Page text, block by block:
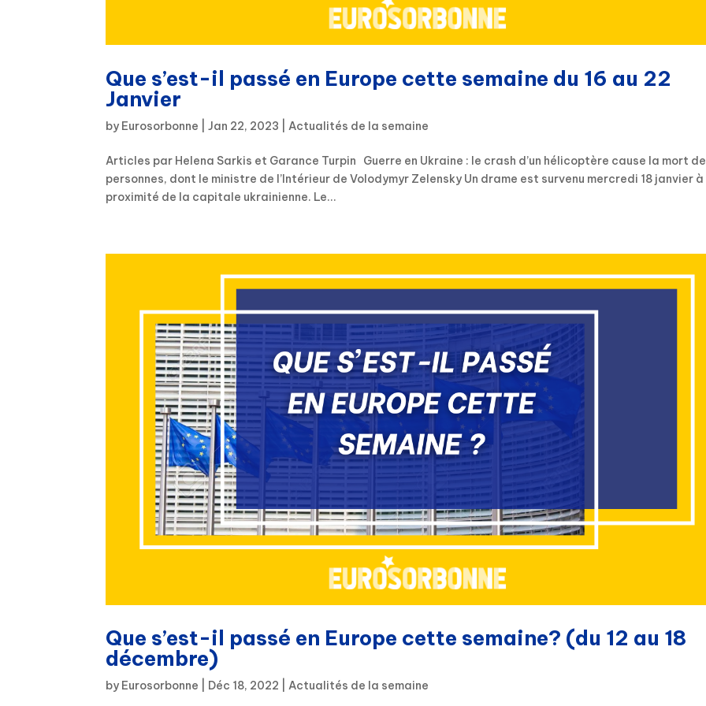
Que s’est-il passé en Europe cette semaine du 16 au 22
Janvier
by Eurosorbonne |Jan 22, 2023 |Actualités de la semaine
Articles par Helena Sarkis et Garance Turpin Guerre en Ukraine : le crash d’un hélicoptère cause la mort
personnes, dont le ministre de l’Intérieur de Volodymyr Zelensky Un drame est survenu mercredi 18 janvier à
proximité de la capitale ukrainienne. Le...
Que s’est-il passé en Europe cette semaine? (du 12 au 18
décembre)
by Eurosorbonne Déc 18, 2022 |Actualités de la semaine